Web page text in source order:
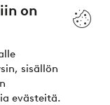
on
sisällön
evästeitä.